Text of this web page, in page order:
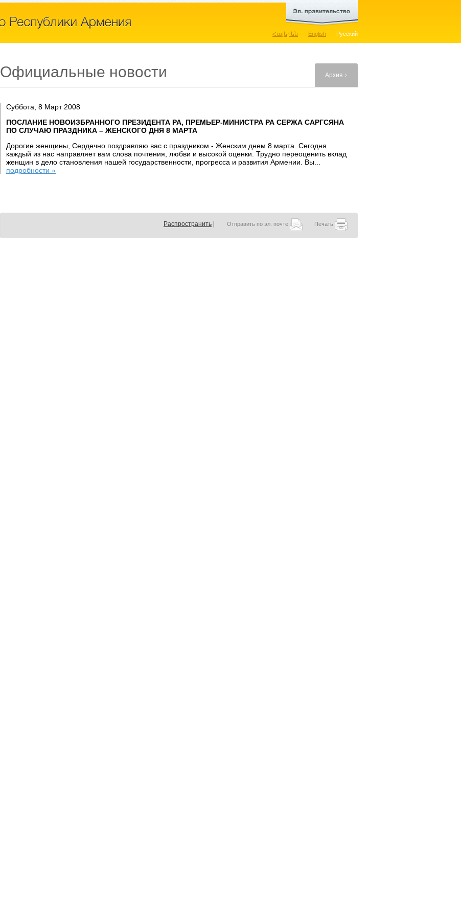
Հայերեն English Русский
Официальные новости Архив
Суббота, 8 Март 2008
ПОСЛАНИЕ НОВОИЗБРАННОГО ПРЕЗИДЕНТА РА, ПРЕМЬЕР-МИНИСТРА РА СЕРЖА САРГСЯНА
ПО СЛУЧАЮ ПРАЗДНИКА – ЖЕНСКОГО ДНЯ 8 МАРТА
Дорогие женщины, Сердечно поздравляю вас с праздником - Женским днем 8 марта. Сегодня
каждый из нас направляет вам слова почтения, любви и высокой оценки. Трудно переоценить вклад
женщин в дело становления нашей государственности, прогресса и развития Армении. Вы...
подробности »
Распространить Отправить по эл. почте Печать